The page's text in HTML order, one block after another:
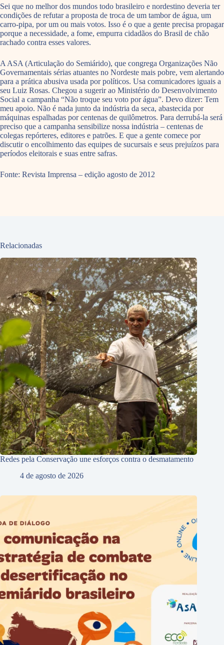
Sei que no melhor dos mundos todo brasileiro e nordestino deveria ter
condições de refutar a proposta de troca de um tambor de água, um
carro-pipa, por um ou mais votos. Isso é o que a gente precisa propagar
porque a necessidade, a fome, empurra cidadãos do Brasil de chão
rachado contra esses valores.
A ASA (Articulação do Semiárido), que congrega Organizações Não
Governamentais sérias atuantes no Nordeste mais pobre, vem alertando
para a prática abusiva usada por políticos. Usa comunicadores iguais a
seu Luiz Rosas. Chegou a sugerir ao Ministério do Desenvolvimento
Social a campanha “Não troque seu voto por água”. Devo dizer: Tem
meu apoio. Não é nada junto da indústria da seca, abastecida por
máquinas espalhadas por centenas de quilômetros. Para derrubá-la será
preciso que a campanha sensibilize nossa indústria – centenas de
colegas repórteres, editores e patrões. E que a gente comece por
discutir o encolhimento das equipes de sucursais e seus prejuízos para
períodos eleitorais e suas entre safras.
Fonte: Revista Imprensa – edição agosto de 2012
Relacionadas
Redes pela Conservação une esforços contra o desmatamento
4 de agosto de 2026